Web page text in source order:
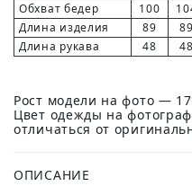
Обхват бедер
100
Длина изделия
89 89
Длина рукава
48 48
Рост модели на фото —
Цвет одежды на
отличаться от
ОПИСАНИЕ